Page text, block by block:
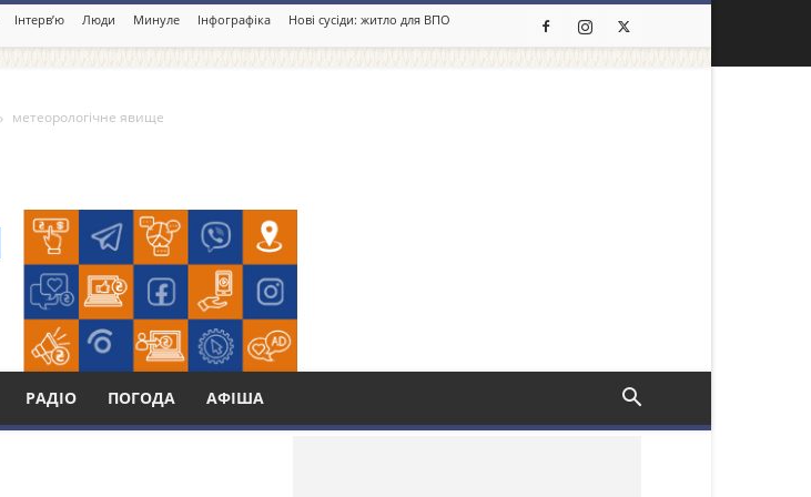
Інтерв’ю Люди Минуле Інфографіка Нові сусіди: житло для ВПО
РАДІО ПОГОДА АФІША
метеорологічне явище